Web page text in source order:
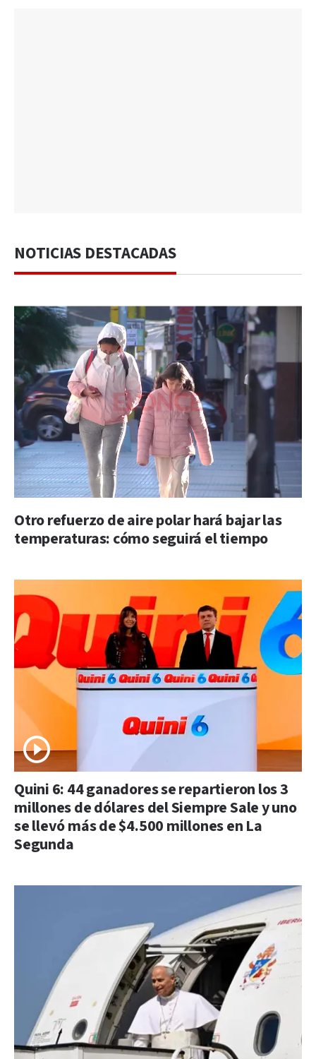
NOTICIAS DESTACADAS
Otro refuerzo de aire polar hará bajar las
temperaturas: cómo seguirá el tiempo
Quini 6: 44 ganadores se repartieron los 3
millones de dólares del Siempre Sale y uno
se llevó más de $4.500 millones en La
Segunda